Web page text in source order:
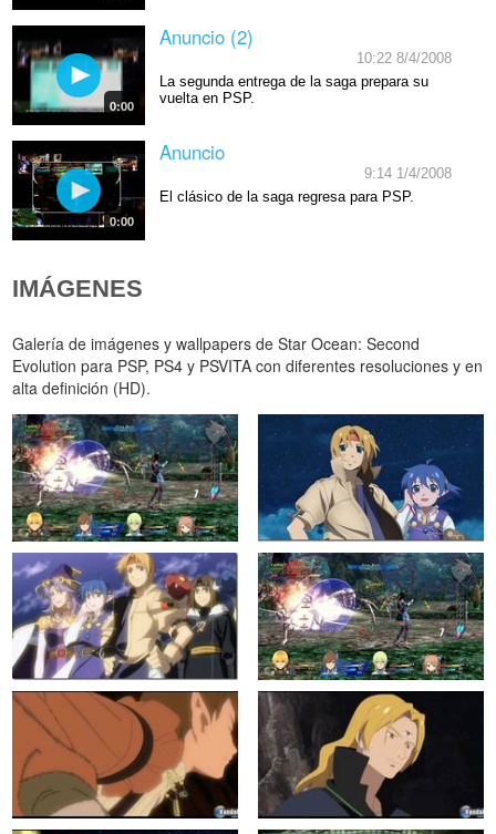
0:00
Anuncio (2)
10:22 8/4/2008
La segunda entrega de la saga prepara su
vuelta en PSP.
0:00
Anuncio
9:14 1/4/2008
El clásico de la saga regresa para PSP.
IMÁGENES
Galería de imágenes y wallpapers de Star Ocean: Second
Evolution para PSP, PS4 y PSVITA con diferentes resoluciones y en
alta definición (HD).